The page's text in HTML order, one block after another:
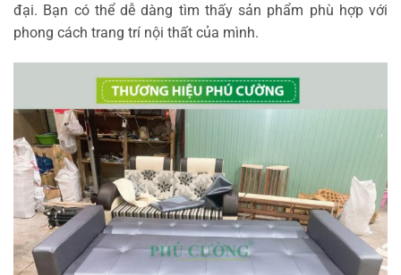
đại. Bạn có thể dễ dàng tìm thấy sản phẩm phù hợp với
phong cách trang trí nội thất của mình.